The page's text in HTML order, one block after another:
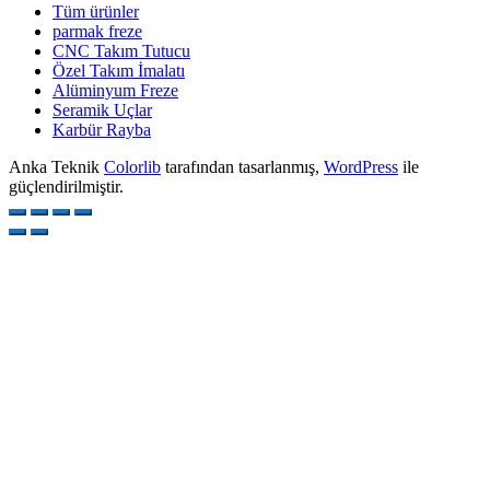
Tüm ürünler
parmak freze
CNC Takım Tutucu
Özel Takım İmalatı
Alüminyum Freze
Seramik Uçlar
Karbür Rayba
Anka Teknik Colorlib tarafından tasarlanmış, WordPress ile
güçlendirilmiştir.